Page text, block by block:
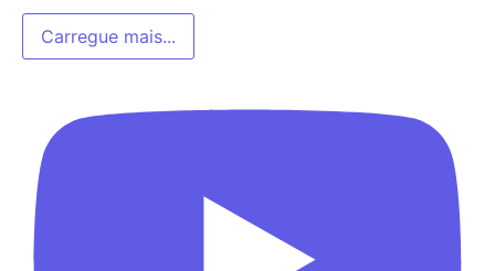
Carregue mais...